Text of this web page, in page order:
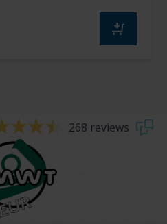
268 reviews